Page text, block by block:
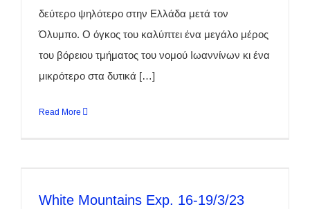
δεύτερο ψηλότερο στην Ελλάδα μετά τον
Όλυμπο. Ο όγκος του καλύπτει ένα μεγάλο μέρος
του βόρειου τμήματος του νομού Ιωαννίνων κι ένα
μικρότερο στα δυτικά […]
Read More
White Mountains Exp. 16-19/3/23